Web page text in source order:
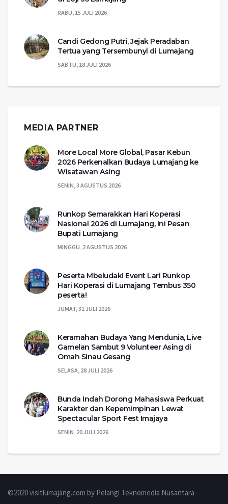
RABU, 15 JULI 2026
Candi Gedong Putri, Jejak Peradaban
Tertua yang Tersembunyi di Lumajang
SABTU, 18 JULI 2026
MEDIA PARTNER
More Local More Global, Pasar Kebun
2026 Perkenalkan Budaya Lumajang ke
Wisatawan Asing
SENIN, 3 AGUSTUS 2026
Runkop Semarakkan Hari Koperasi
Nasional 2026 di Lumajang, Ini Pesan
Bupati Lumajang
MINGGU, 2 AGUSTUS 2026
Peserta Mbeludak! Event Lari Runkop
Hari Koperasi di Lumajang Tembus 350
peserta!
JUMAT, 31 JULI 2026
Keramahan Budaya Yang Mendunia, Live
Gamelan Sambut 9 Volunteer Asing di
Omah Sinau Gesang
SELASA, 28 JULI 2026
Bunda Indah Dorong Mahasiswa Perkuat
Karakter dan Kepemimpinan Lewat
Spectacular Sport Fest Imajaya
SENIN, 20 JULI 2026
©2020 visitlumajang.com by Pelangi Teknomedia Nusantara